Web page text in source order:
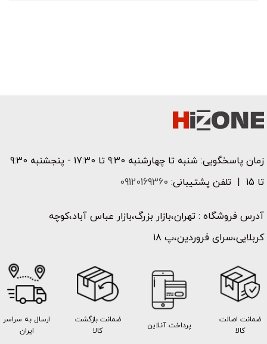
زمان پاسخگویی: شنبه تا چهارشنبه 9:30 تا 17:30 - پنجشنبه 9:30
تا 15 | تلفن پشتیبانی:
09120169360
آدرس فروشگاه : تهران،بازار بزرگ،بازار عباس آباد،کوچه
کربلایی،سرای فروردین،پ 18
ضمانت اصالت
کالا
پرداخت آنلاین
ضمانت بازگشت
کالا
ارسال به سراسر
ایران